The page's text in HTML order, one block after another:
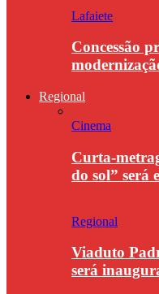
Lafaiete
Concessão
Regional
Cinema
Curta-
do sol” será
Regional
Viaduto
será